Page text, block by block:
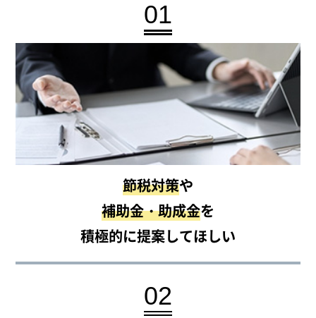
01
節税対策や
補助金・助成金を
積極的に提案してほしい
02